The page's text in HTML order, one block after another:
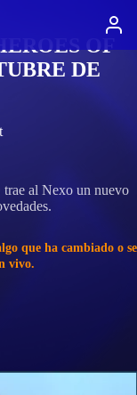
OF
DE
trae al Nexo un nuevo
que ha cambiado o se
vivo.